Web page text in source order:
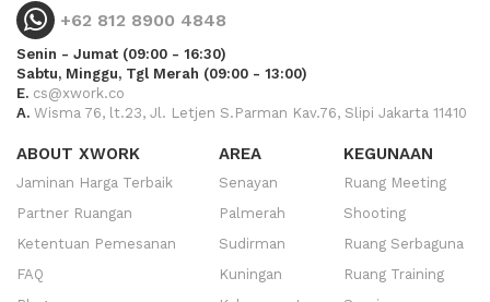
+62 812 8900 4848
Senin - Jumat (09:00 - 16:30)
Sabtu, Minggu, Tgl Merah (09:00 - 13:00)
E. cs@xwork.co
A. Wisma 76, lt.23, Jl. Letjen S.Parman Kav.76, Slipi Jakarta 11410
ABOUT XWORK
Jaminan Harga Terbaik
Partner Ruangan
Ketentuan Pemesanan
FAQ
AREA
Senayan
Palmerah
Sudirman
Kuningan
KEGUNAAN
Ruang Meeting
Shooting
Ruang Serbaguna
Ruang Training